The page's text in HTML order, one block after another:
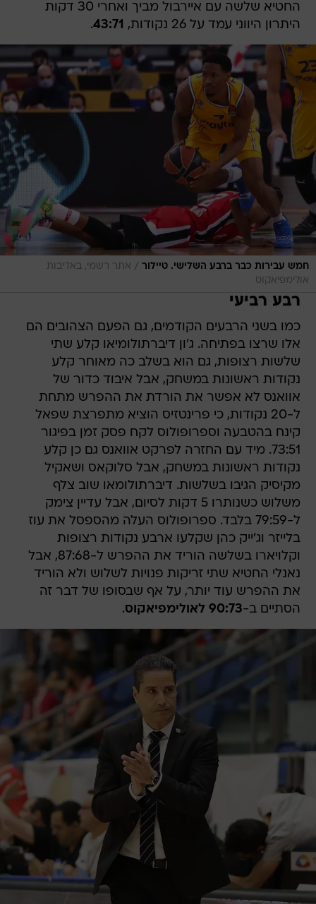
החטיא שלשה עם איירבול מביך ואחרי 30 דקות
היתרון היווני עמד על 26 נקודות,
43:71
.
חמש עבירות כבר ברבע השלישי. טיילור / אתר רשמי, באדיבות
אולימפיאקוס
רבע רביעי
כמו בשני הרבעים הקודמים, גם הפעם הצהובים הם
אלו שרצו בפתיחה. ג'ון דיברתולומיאו קלע שתי
שלשות רצופות, גם הוא בשלב כה מאוחר קלע
נקודות ראשונות במשחק, אבל איבוד כדור של
אוואנס לא אפשר את הורדת את ההפרש מתחת
ל-20 נקודות, כי פרינטזיס הוציא מתפרצת שפאל
קינח בהטבעה וספרופולוס לקח פסק זמן בפיגור
73:51. מיד עם החזרה לפרקט אוואנס גם כן קלע
נקודות ראשונות במשחק, אבל סלוקאס ושאקיל
מקיסיק הגיבו בשלשות. דיברתולומאו שוב צלף
משלוש כשנותרו 5 דקות לסיום, אבל עדיין צימק
ל-79:59 בלבד. ספרופולוס העלה מהספסל את עוז
בלייזר וג'ייק כהן שקלעו ארבע נקודות רצופות
וקלויארו בשלשה הוריד את ההפרש ל-87:68, אבל
נאנלי החטיא שתי זריקות פנויות לשלוש ולא הוריד
את ההפרש עוד יותר, על אף שבסופו של דבר זה
הסתיים ב-90:73 לאולימפיאקוס .